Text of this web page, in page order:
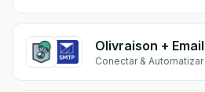
Olivraison +
Conectar & Automatizar